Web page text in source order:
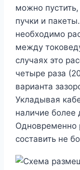
можно
пучки и
необходимо
между
случаях это
четыре раза
варианта
Укладывая
наличие более
Одновременно
составить не